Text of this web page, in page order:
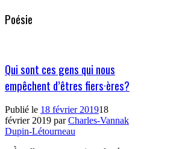
Poésie
Qui sont ces gens qui nous
empêchent d’êtres fiers·ères?
Publié le 18 février 201918
février 2019 parCharles-Vannak
Dupin-Létourneau